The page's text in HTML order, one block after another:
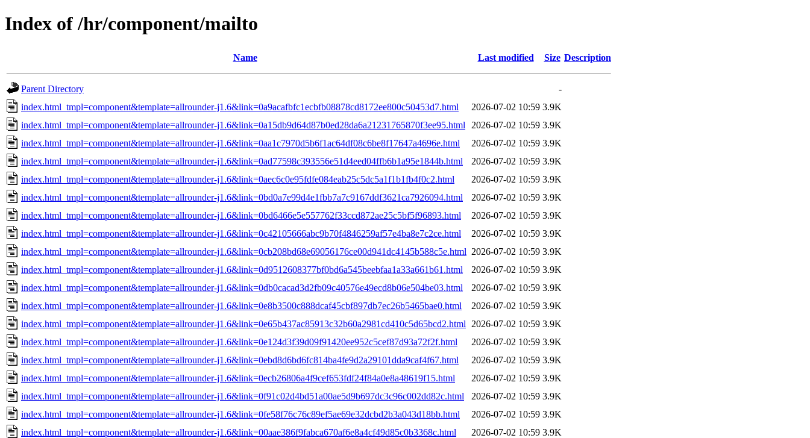
Index of /hr/component/mailto
Name Last modified Size Description
Parent Directory
-
index.html_tmpl=component&template=allrounder-j1.6&link=0a9acafbfc1ecbfb08878cd8172ee800c50453d7.html
2026-07-02 10:59 3.9K
index.html_tmpl=component&template=allrounder-j1.6&link=0a15db9d64d87b0ed28da6a21231765870f3ee95.html
2026-07-02 10:59 3.9K
index.html_tmpl=component&template=allrounder-j1.6&link=0aa1c7970d5b6f1ac64df08c6be8f17647a4696e.html
2026-07-02 10:59 3.9K
index.html_tmpl=component&template=allrounder-j1.6&link=0ad77598c393556e51d4eed04ffb6b1a95e1844b.html
2026-07-02 10:59 3.9K
index.html_tmpl=component&template=allrounder-j1.6&link=0aec6c0e95fdfe084eab25c5dc5a1f1b1fb4f0c2.html
2026-07-02 10:59 3.9K
index.html_tmpl=component&template=allrounder-j1.6&link=0bd0a7e99d4e1fbb7a7c9167ddf3621ca7926094.html
2026-07-02 10:59 3.9K
index.html_tmpl=component&template=allrounder-j1.6&link=0bd6466e5e557762f33ccd872ae25c5bf5f96893.html
2026-07-02 10:59 3.9K
index.html_tmpl=component&template=allrounder-j1.6&link=0c42105666abc9b70f4846259af57e4ba8e7c2ce.html
2026-07-02 10:59 3.9K
index.html_tmpl=component&template=allrounder-j1.6&link=0cb208bd68e69056176ce00d941dc4145b588c5e.html 2026-07-02 10:59 3.9K
index.html_tmpl=component&template=allrounder-j1.6&link=0d9512608377bf0bd6a545beebfaa1a33a661b61.html
2026-07-02 10:59 3.9K
index.html_tmpl=component&template=allrounder-j1.6&link=0db0cacad3d2fb09c40576e49ecd8b06e504be03.html
2026-07-02 10:59 3.9K
index.html_tmpl=component&template=allrounder-j1.6&link=0e8b3500c888dcaf45cbf897db7ec26b5465bae0.html
2026-07-02 10:59 3.9K
index.html_tmpl=component&template=allrounder-j1.6&link=0e65b437ac85913c32b60a2981cd410c5d65bcd2.html
2026-07-02 10:59 3.9K
index.html_tmpl=component&template=allrounder-j1.6&link=0e124d3f39d09f91420ee952c5cef87d93a72f2f.html
2026-07-02 10:59 3.9K
index.html_tmpl=component&template=allrounder-j1.6&link=0ebd8d6bd6fc814ba4fe9d2a29101dda9caf4f67.html
2026-07-02 10:59 3.9K
index.html_tmpl=component&template=allrounder-j1.6&link=0ecb26806a4f9cef653fdf24f84a0e8a48619f15.html
2026-07-02 10:59 3.9K
index.html_tmpl=component&template=allrounder-j1.6&link=0f91c02d4bd51a00ae5d9b697dc3c96c002dd82c.html
2026-07-02 10:59 3.9K
index.html_tmpl=component&template=allrounder-j1.6&link=0fe58f76c76c89ef5ae69e32dcbd2b3a043d18bb.html
2026-07-02 10:59 3.9K
index.html_tmpl=component&template=allrounder-j1.6&link=00aae386f9fabca670af6e8a4cf49d85c0b3368c.html
2026-07-02 10:59 3.9K